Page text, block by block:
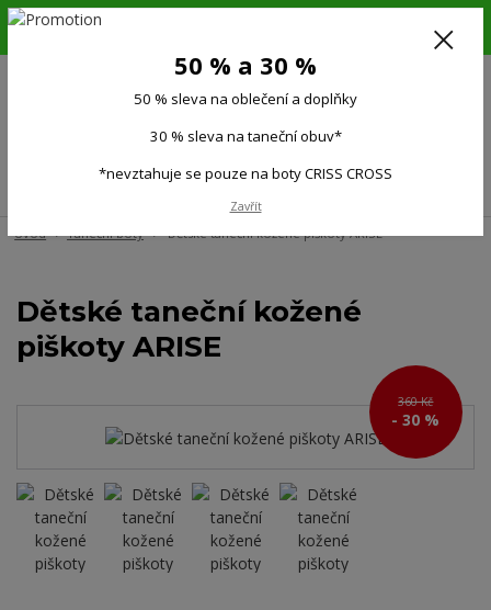
6.-16.8.26. DOVOLENÁ !!! 50 % SLEVA na všechno oblečení a doplňky !!!
(Po-Pá 9:00-15.00)
Úvod Taneční boty Dětské taneční kožené piškoty ARISE
Dětské taneční kožené
piškoty ARISE
360 Kč
- 30 %
50 % a 30 %
50 % sleva na oblečení a doplňky
30 % sleva na taneční obuv*
*nevztahuje se pouze na boty CRISS CROSS
Zavřít